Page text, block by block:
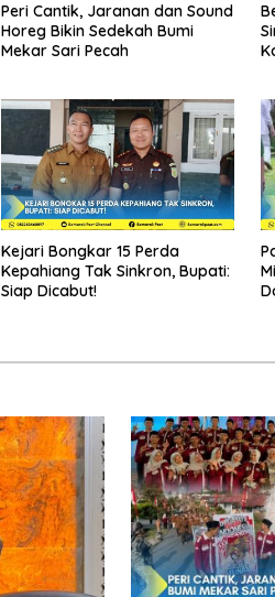
Peri Cantik, Jaranan dan Sound
Horeg Bikin Sedekah Bumi
Mekar Sari Pecah
Kejari Bongkar 15 Perda
Kepahiang Tak Sinkron, Bupati:
Siap Dicabut!